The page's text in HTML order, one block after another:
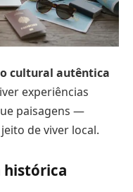
cultural autêntica
experiências
paisagens —
de viver local.
histórica